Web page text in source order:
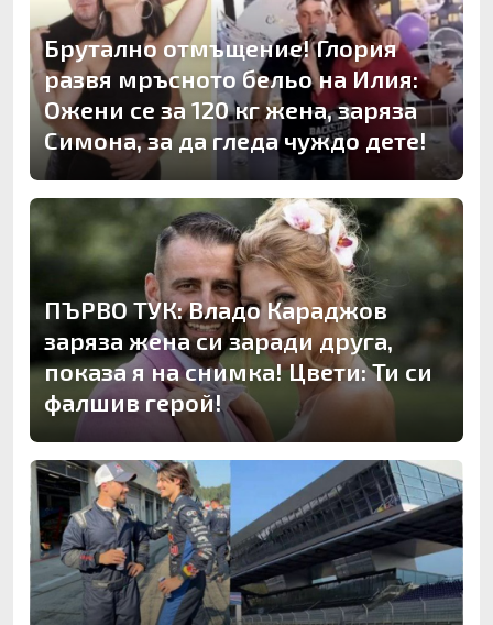
Брутално отмъщение! Глория
развя мръсното бельо на Илия:
Ожени се за 120 кг жена, заряза
Симона, за да гледа чуждо дете!
ПЪРВО ТУК: Владо Караджов
заряза жена си заради друга,
показа я на снимка! Цвети: Ти си
фалшив герой!